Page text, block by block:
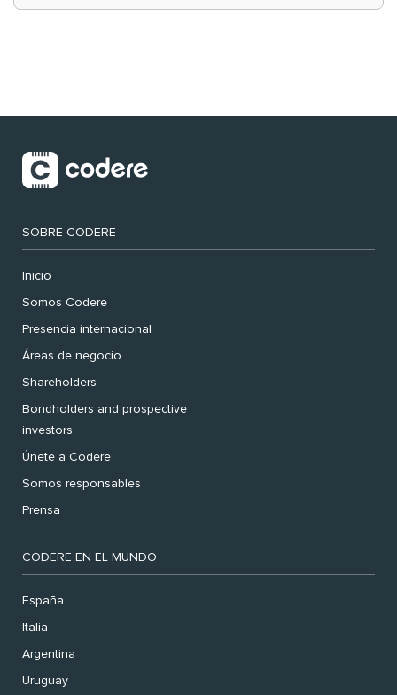
SOBRE CODERE
Inicio
Somos Codere
Presencia internacional
Áreas de negocio
Shareholders
Bondholders and prospective
investors
Únete a Codere
Somos responsables
Prensa
CODERE EN EL MUNDO
España
Italia
Argentina
Uruguay